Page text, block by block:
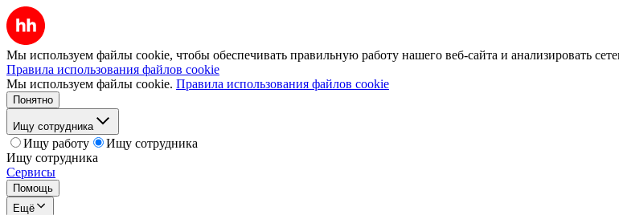
Мы используем файлы cookie, чтобы обеспечивать правильную работу нашего веб-сайта и анализировать
Правила использования файлов cookie
Мы используем файлы cookie. Правила использования файлов cookie
Понятно
Ищу сотрудника
Ищу работу
Ищу сотрудника
Ищу сотрудника
Сервисы
Помощь
Ещё